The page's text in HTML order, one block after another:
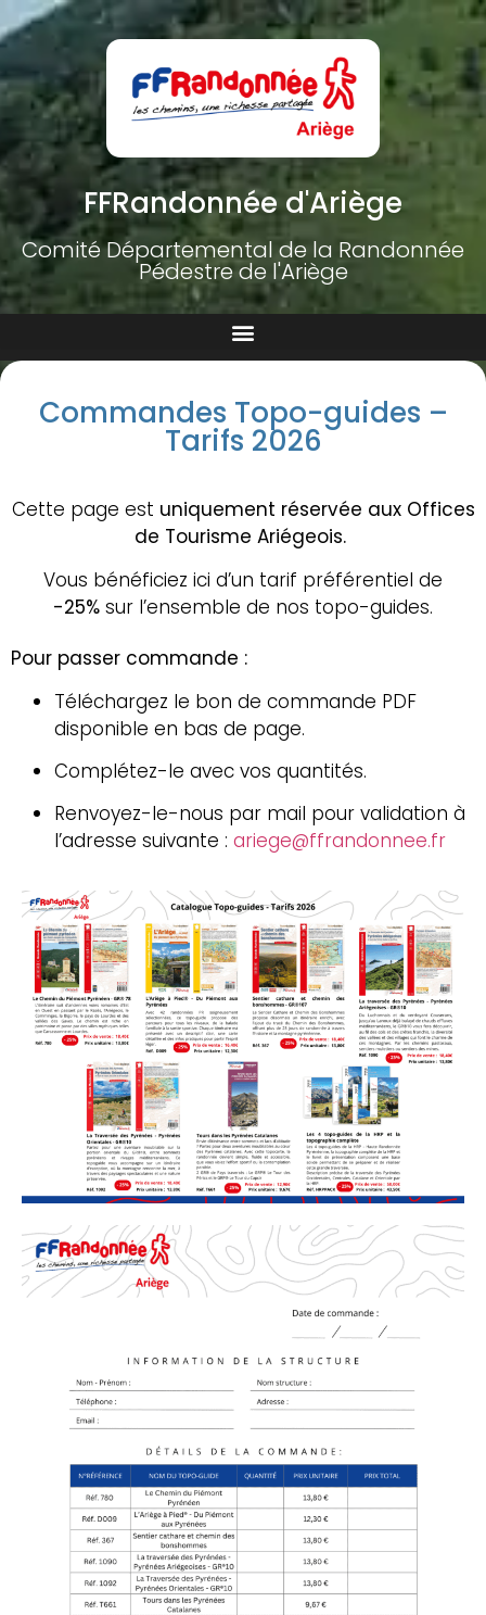
FFRandonnée d'Ariège
Comité Départemental de la Randonnée
Pédestre de l'Ariège
Commandes Topo-guides –
Tarifs 2026
Cette page est uniquement réservée aux Offices
de Tourisme Ariégeois.
Vous bénéficiez ici d’un tarif préférentiel de
-25% sur l’ensemble de nos topo-guides.
Pour passer commande :
Téléchargez le bon de commande PDF
disponible en bas de page.
Complétez-le avec vos quantités.
Renvoyez-le-nous par mail pour validation à
l’adresse suivante : ariege@ffrandonnee.fr